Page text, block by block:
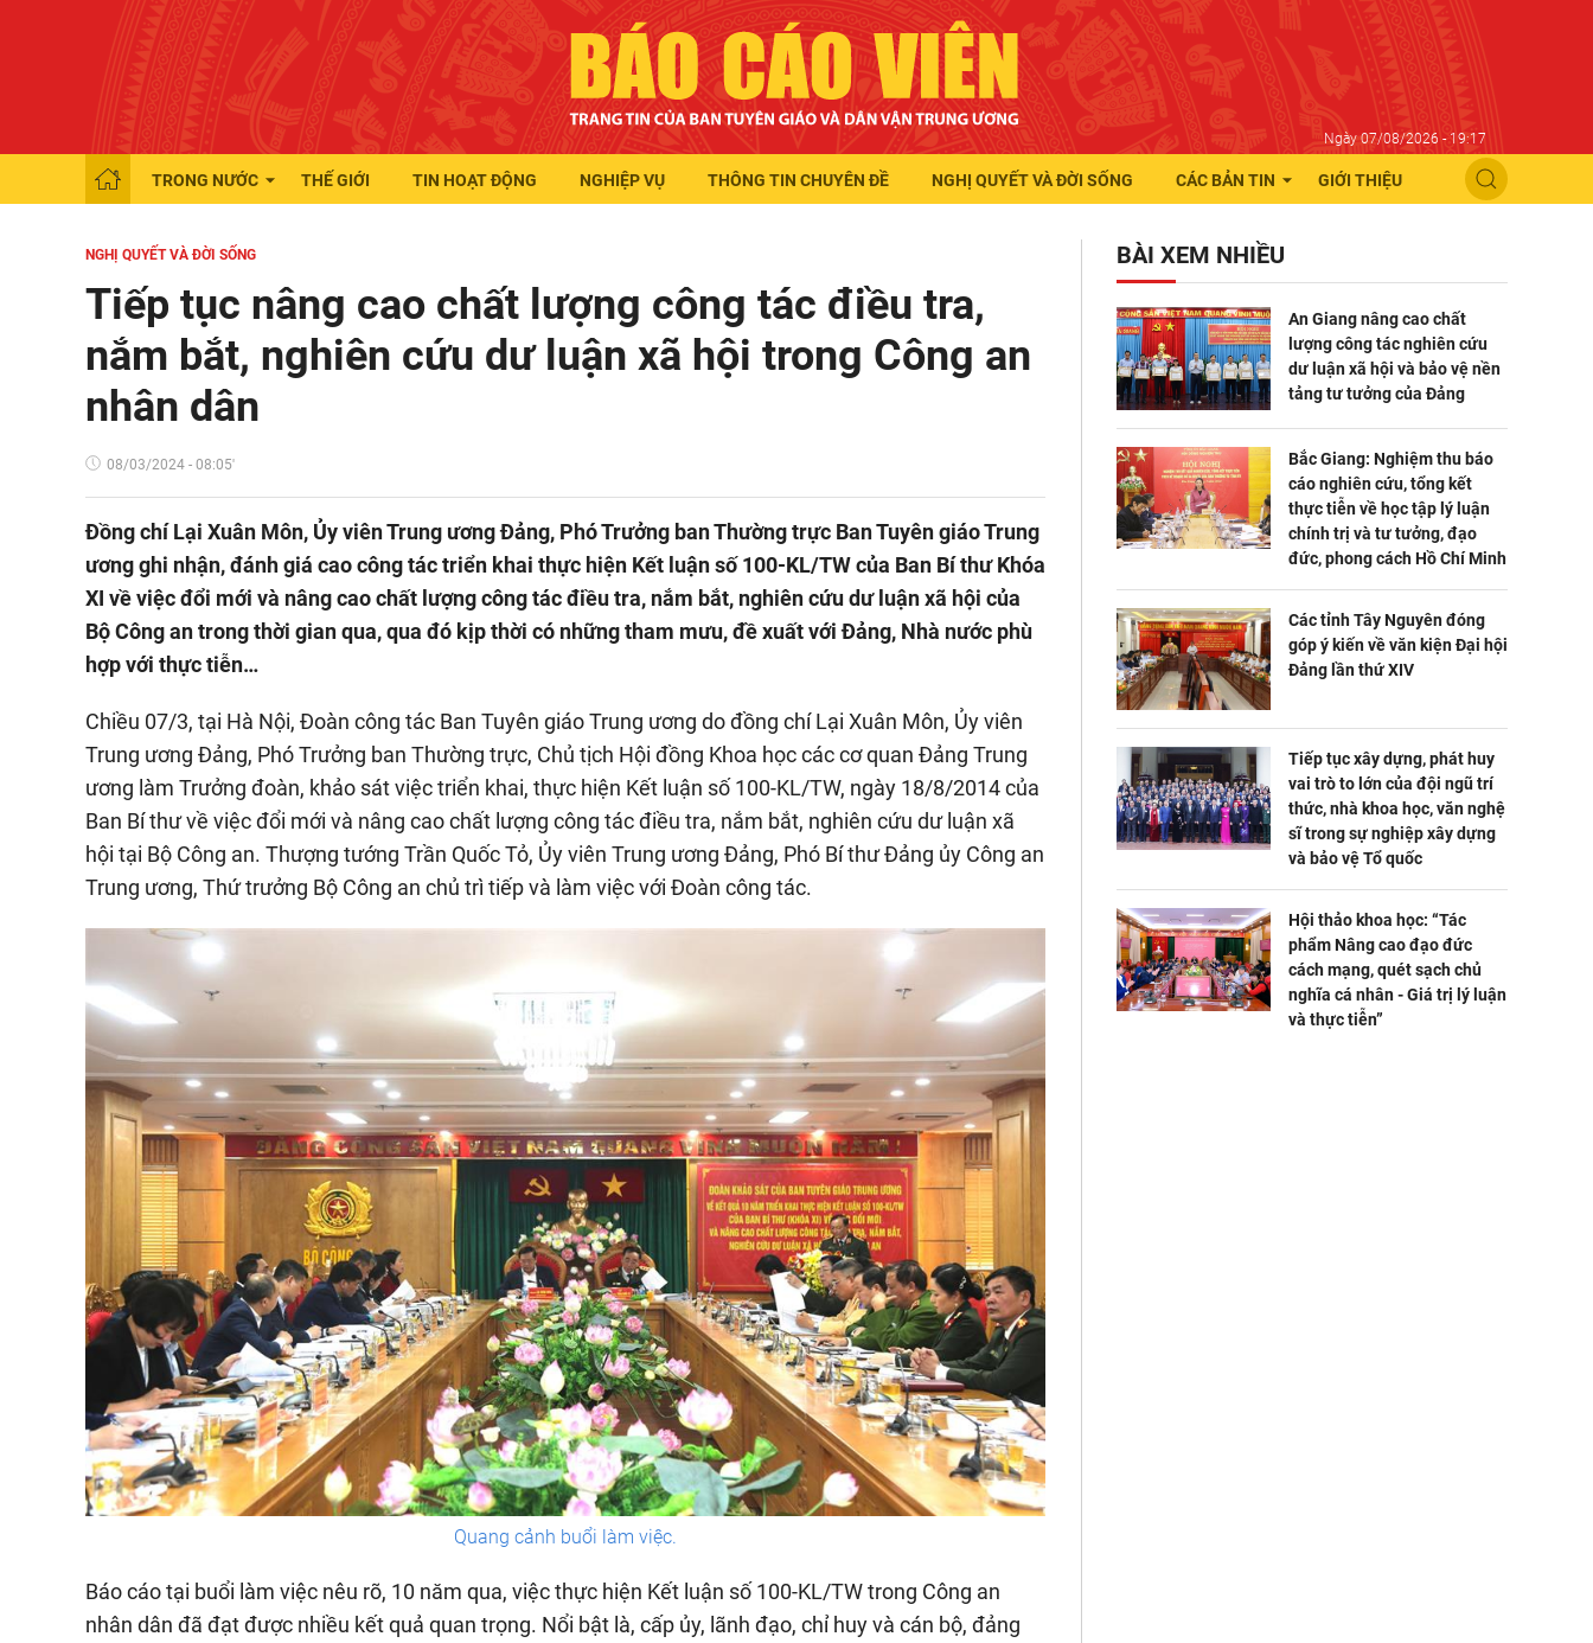
Ngày 07/08/2026 - 19:17
TRONG NƯỚC THẾ GIỚI TIN HOẠT ĐỘNG NGHIỆP VỤ THÔNG TIN CHUYÊN ĐỀ NGHỊ QUYẾT VÀ ĐỜI SỐNG CÁC BẢN TIN GIỚI THIỆU
NGHỊ QUYẾT VÀ ĐỜI SỐNG
Tiếp tục nâng cao chất lượng công tác điều tra,
nắm bắt, nghiên cứu dư luận xã hội trong Công an
nhân dân
08/03/2024 - 08:05'
Đồng chí Lại Xuân Môn, Ủy viên Trung ương Đảng, Phó Trưởng ban Thường trực Ban Tuyên giáo Trung
ương ghi nhận, đánh giá cao công tác triển khai thực hiện Kết luận số 100-KL/TW của Ban Bí thư Khóa
XI về việc đổi mới và nâng cao chất lượng công tác điều tra, nắm bắt, nghiên cứu dư luận xã hội của
Bộ Công an trong thời gian qua, qua đó kịp thời có những tham mưu, đề xuất với Đảng, Nhà nước phù
hợp với thực tiễn…
Chiều 07/3, tại Hà Nội, Đoàn công tác Ban Tuyên giáo Trung ương do đồng chí Lại Xuân Môn, Ủy viên
Trung ương Đảng, Phó Trưởng ban Thường trực, Chủ tịch Hội đồng Khoa học các cơ quan Đảng Trung
ương làm Trưởng đoàn, khảo sát việc triển khai, thực hiện Kết luận số 100-KL/TW, ngày 18/8/2014 của
Ban Bí thư về việc đổi mới và nâng cao chất lượng công tác điều tra, nắm bắt, nghiên cứu dư luận xã
hội tại Bộ Công an. Thượng tướng Trần Quốc Tỏ, Ủy viên Trung ương Đảng, Phó Bí thư Đảng ủy Công an
Trung ương, Thứ trưởng Bộ Công an chủ trì tiếp và làm việc với Đoàn công tác.
Quang cảnh buổi làm việc.
Báo cáo tại buổi làm việc nêu rõ, 10 năm qua, việc thực hiện Kết luận số 100-KL/TW trong Công an
nhân dân đã đạt được nhiều kết quả quan trọng. Nổi bật là, cấp ủy, lãnh đạo, chỉ huy và cán bộ, đảng
BÀI XEM NHIỀU
An Giang nâng cao chất
lượng công tác nghiên cứu
dư luận xã hội và bảo vệ nền
tảng tư tưởng của Đảng
Bắc Giang: Nghiệm thu báo
cáo nghiên cứu, tổng kết
thực tiễn về học tập lý luận
chính trị và tư tưởng, đạo
đức, phong cách Hồ Chí Minh
Các tỉnh Tây Nguyên đóng
góp ý kiến về văn kiện Đại hội
Đảng lần thứ XIV
Tiếp tục xây dựng, phát huy
vai trò to lớn của đội ngũ trí
thức, nhà khoa học, văn nghệ
sĩ trong sự nghiệp xây dựng
và bảo vệ Tổ quốc
Hội thảo khoa học: “Tác
phẩm Nâng cao đạo đức
cách mạng, quét sạch chủ
nghĩa cá nhân - Giá trị lý luận
và thực tiễn”